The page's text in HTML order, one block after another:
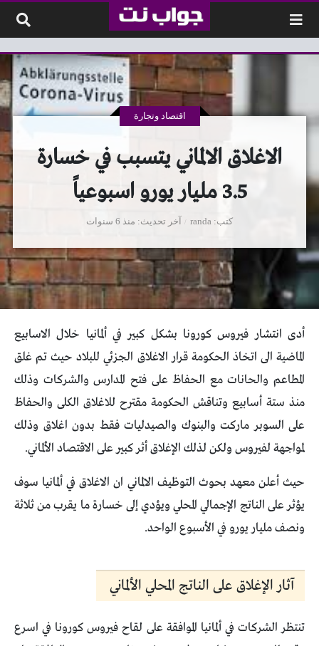
الاغلاق الالماني يتسبب في خسارة
3.5 مليار يورو اسبوعياً
كتب randa
اقتصاد وتجارة
آخر تحديث منذ 6 سنوات
أدى انتشار فيروس كورونا بشكل كبير في ألمانيا خلال الاسابيع
الماضية الى اتخاذ الحكومة قرار الاغلاق الجزئي للبلاد حيث تم غلق
المطاعم والحانات مع الحفاظ على فتح المدارس والشركات وذلك
منذ ستة أسابيع وتناقش الحكومة مقترح للاغلاق الكلى والحفاظ
على السوبر ماركت والبنوك والصيدليات فقط بدون اغلاق وذلك
لمواجهة لفيروس ولكن لذلك الإغلاق أثر كبير على الاقتصاد الألماني.
حيث أعلن معهد بحوث التوظيف الالماني ان الاغلاق في ألمانيا سوف
يؤثر على الناتج الإجمالي المحلي ويؤدي إلى خسارة ما يقرب من ثلاثة
ونصف مليار يورو في الأسبوع الواحد.
آثار الإغلاق على الناتج المحلي الألماني
تنتظر الشركات في ألمانيا الموافقة على لقاح فيروس كورونا في اسرع